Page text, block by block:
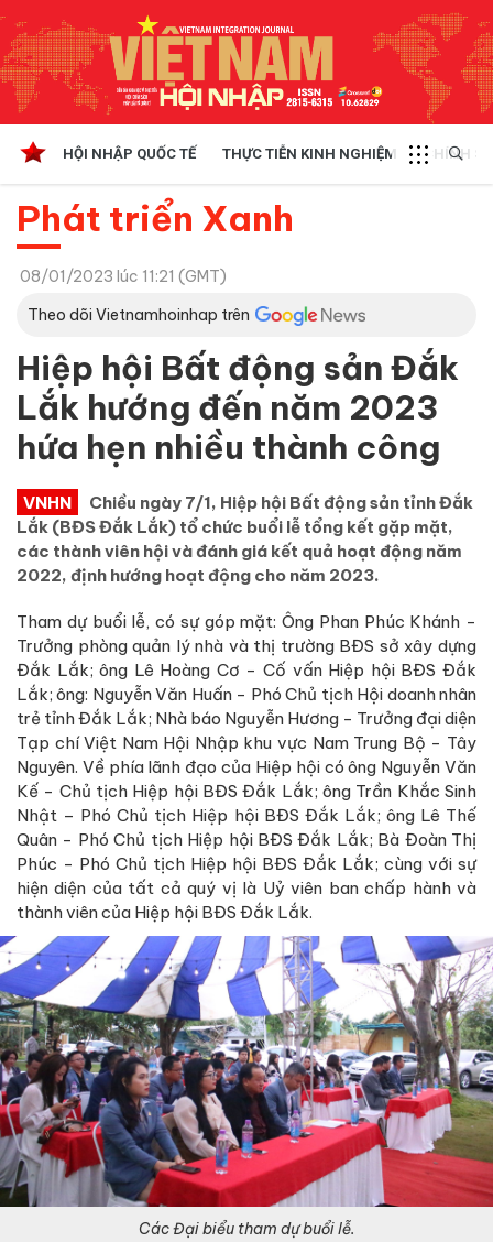
HỘI NHẬP QUỐC TẾ THỰC TIỄN KINH NGHIỆM CHÍNH
Phát triển Xanh
08/01/2023 lúc 11:21 (GMT)
Theo dõi Vietnamhoinhap trên
Hiệp hội Bất động sản Đắk
Lắk hướng đến năm 2023
hứa hẹn nhiều thành công
VNHN
Chiều ngày 7/1, Hiệp hội Bất động sản tỉnh Đắk
Lắk (BĐS Đắk Lắk) tổ chức buổi lễ tổng kết gặp mặt,
các thành viên hội và đánh giá kết quả hoạt động năm
2022, định hướng hoạt động cho năm 2023.
Tham dự buổi lễ, có sự góp mặt: Ông Phan Phúc Khánh -
Trưởng phòng quản lý nhà và thị trường BĐS sở xây dựng
Đắk Lắk; ông Lê Hoàng Cơ - Cố vấn Hiệp hội BĐS Đắk
Lắk; ông: Nguyễn Văn Huấn - Phó Chủ tịch Hội doanh nhân
trẻ tỉnh Đắk Lắk; Nhà báo Nguyễn Hương - Trưởng đại diện
Tạp chí Việt Nam Hội Nhập khu vực Nam Trung Bộ - Tây
Nguyên. Về phía lãnh đạo của Hiệp hội có ông Nguyễn Văn
Kế - Chủ tịch Hiệp hội BĐS Đắk Lắk; ông Trần Khắc Sinh
Nhật – Phó Chủ tịch Hiệp hội BĐS Đắk Lắk; ông Lê Thế
Quân - Phó Chủ tịch Hiệp hội BĐS Đắk Lắk; Bà Đoàn Thị
Phúc - Phó Chủ tịch Hiệp hội BĐS Đắk Lắk; cùng với sự
hiện diện của tất cả quý vị là Uỷ viên ban chấp hành và
thành viên của Hiệp hội BĐS Đắk Lắk.
Các Đại biểu tham dự buổi lễ.